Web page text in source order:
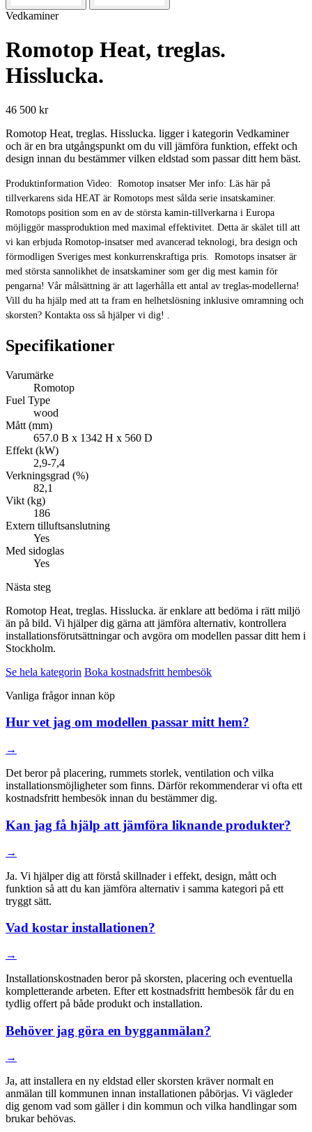
Vedkaminer
Romotop Heat, treglas.
Hisslucka.
46 500 kr
Romotop Heat, treglas. Hisslucka. ligger i kategorin Vedkaminer
och är en bra utgångspunkt om du vill jämföra funktion, effekt och
design innan du bestämmer vilken eldstad som passar ditt hem bäst.
Produktinformation Video: Romotop insatser Mer info: Läs här på
tillverkarens sida HEAT är Romotops mest sålda serie insatskaminer.
Romotops position som en av de största kamin-tillverkarna i Europa
möjliggör massproduktion med maximal effektivitet. Detta är skälet till att
vi kan erbjuda Romotop-insatser med avancerad teknologi, bra design och
förmodligen Sveriges mest konkurrenskraftiga pris. Romotops insatser är
med största sannolikhet de insatskaminer som ger dig mest kamin för
pengarna! Vår målsättning är att lagerhålla ett antal av treglas-modellerna!
Vill du ha hjälp med att ta fram en helhetslösning inklusive omramning och
skorsten? Kontakta oss så hjälper vi dig! .
Specifikationer
Varumärke
Romotop
Fuel Type
wood
Mått (mm)
657.0 B x 1342 H x 560 D
Effekt (kW)
2,9-7,4
Verkningsgrad (%)
82,1
Vikt (kg)
186
Extern tilluftsanslutning
Yes
Med sidoglas
Yes
Nästa steg
Romotop Heat, treglas. Hisslucka. är enklare att bedöma i rätt miljö
än på bild. Vi hjälper dig gärna att jämföra alternativ, kontrollera
installationsförutsättningar och avgöra om modellen passar ditt hem i
Stockholm.
Se hela kategorin Boka kostnadsfritt hembesök
Vanliga frågor innan köp
Hur vet jag om modellen passar mitt hem?
→
Det beror på placering, rummets storlek, ventilation och vilka
installationsmöjligheter som finns. Därför rekommenderar vi ofta ett
kostnadsfritt hembesök innan du bestämmer dig.
Kan jag få hjälp att jämföra liknande produkter?
→
Ja. Vi hjälper dig att förstå skillnader i effekt, design, mått och
funktion så att du kan jämföra alternativ i samma kategori på ett
tryggt sätt.
Vad kostar installationen?
→
Installationskostnaden beror på skorsten, placering och eventuella
kompletterande arbeten. Efter ett kostnadsfritt hembesök får du en
tydlig offert på både produkt och installation.
Behöver jag göra en bygganmälan?
→
Ja, att installera en ny eldstad eller skorsten kräver normalt en
anmälan till kommunen innan installationen påbörjas. Vi vägleder
dig genom vad som gäller i din kommun och vilka handlingar som
brukar behövas.